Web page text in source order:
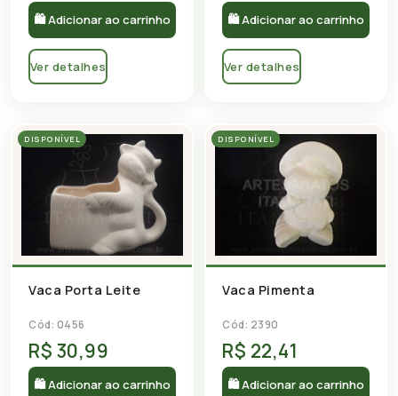
🛍 Adicionar ao carrinho
Ver detalhes
🛍 Adicionar ao carrinho
Ver detalhes
DISPONÍVEL
Vaca Porta Leite
Cód: 0456
R$ 30,99
🛍 Adicionar ao carrinho
DISPONÍVEL
Vaca Pimenta
Cód: 2390
R$ 22,41
🛍 Adicionar ao carrinho